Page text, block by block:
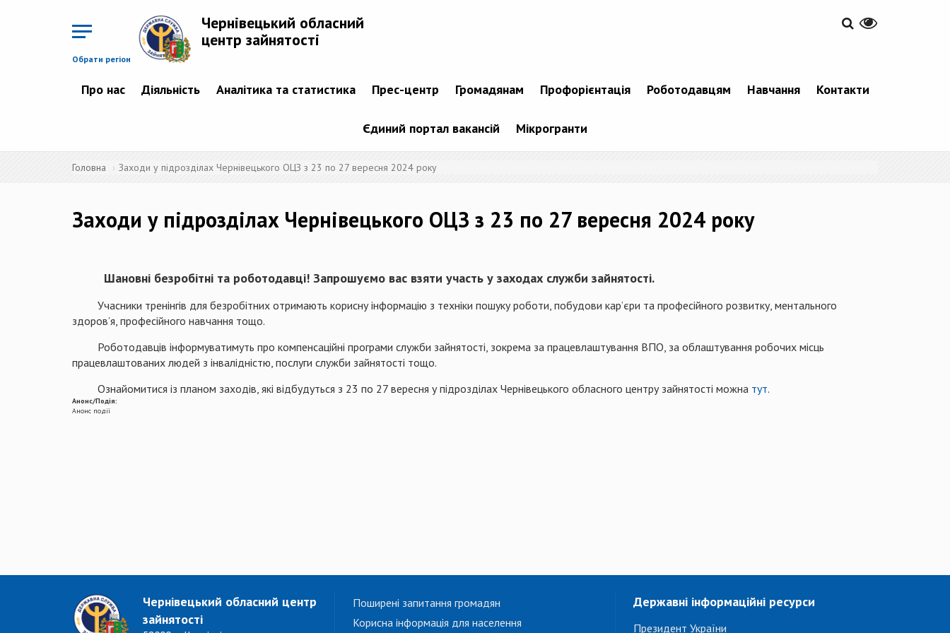
Обрати регіон
Чернівецький обласний
центр зайнятості
Про нас Діяльність Аналітика та статистика Прес-центр Громадянам Профорієнтація Роботодавцям Навчання Контакти
Єдиний портал вакансій Мікрогранти
Головна Заходи у підрозділах Чернівецького ОЦЗ з 23 по 27 вересня 2024 року
Заходи у підрозділах Чернівецького ОЦЗ з 23 по 27 вересня 2024 року
Шановні безробітні та роботодавці! Запрошуємо вас взяти участь у заходах служби зайнятості.
Учасники тренінгів для безробітних отримають корисну інформацію з техніки пошуку роботи, побудови кар’єри та професійного розвитку, ментального
здоров’я, професійного навчання тощо.
Роботодавців інформуватимуть про компенсаційні програми служби зайнятості, зокрема за працевлаштування ВПО, за облаштування робочих місць
працевлаштованих людей з інвалідністю, послуги служби зайнятості тощо.
Ознайомитися із планом заходів, які відбудуться з 23 по 27 вересня у підрозділах Чернівецького обласного центру зайнятості можна тут.
Анонс/Подія:
Анонс події
Чернівецький обласний центр
зайнятості
Поширені запитання громадян
Корисна інформація для населення
Державні інформаційні ресурси
Президент України